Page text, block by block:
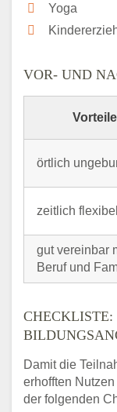
Yoga
VOR- UND
Vorteile
örtlich
zeitlich flexibel
gut vereinbar
Beruf und
Damit die
erhofften
der folgenden